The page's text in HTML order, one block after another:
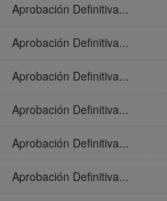
Aprobación Definitiva...
Aprobación Definitiva...
Aprobación Definitiva...
Aprobación Definitiva...
Aprobación Definitiva...
Aprobación Definitiva...